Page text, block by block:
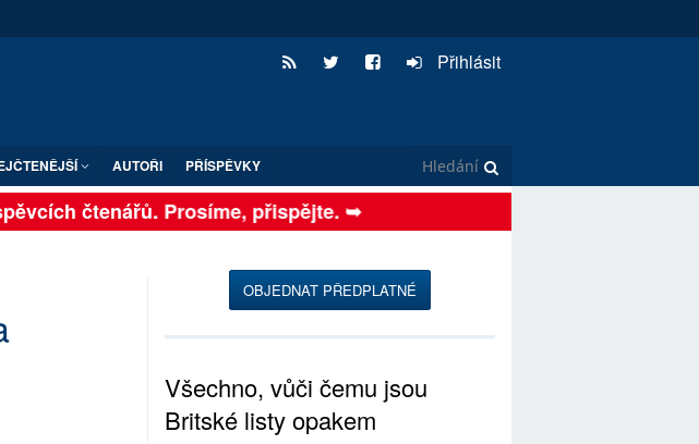
Přihlásit
AUTOŘI PŘÍSPĚVKY
čtenářů. Prosíme, přispějte. ➥
OBJEDNAT PŘEDPLATNÉ
Všechno, vůči čemu jsou
Britské listy opakem